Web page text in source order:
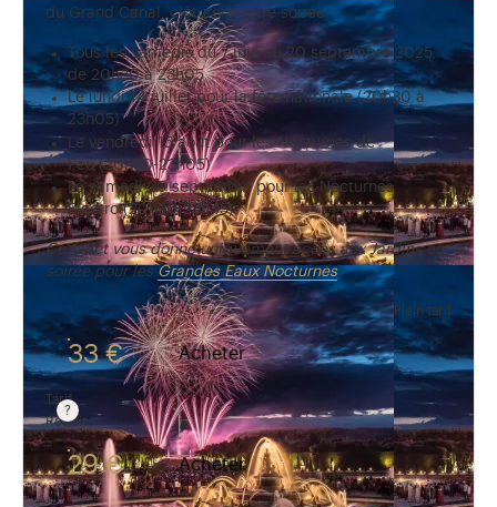
du Grand Canal, clôturera votre soirée.
Tous les samedis du 7 juin au 20 septembre 2025,
de 20h30 à 23h05
Le lundi 14 juillet pour la fête nationale (20h30 à
23h05)
Le vendredi 15 août pour les Nocturnes de
Feu (20h30-23h05)
Le samedi 20 septembre pour les Nocturnes
Electro (20h30-23h45)
Ce billet vous donne uniquement accès aux Jardins en
soirée pour les Grandes Eaux Nocturnes.
Plein tarif
33 € Acheter
Tarif
Réduit
Visiteurs âgés de 4 à 17 ans, étudiants, détenteurs
29 € Acheter